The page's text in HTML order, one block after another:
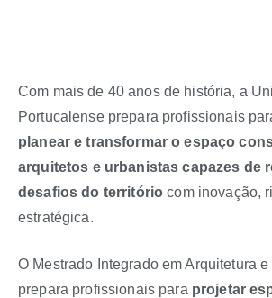
Com mais de 40 anos de história, a
Portucalense prepara profissionais
planear e transformar o espaço
arquitetos e urbanistas capazes de
desafios do território com inovação,
estratégica.
O Mestrado Integrado em Arquitetura
prepara profissionais para projetar